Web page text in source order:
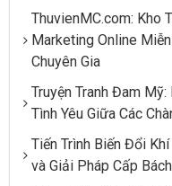
ThuvienMC.com: Kho
Marketing Online
Chuyên Gia
Truyện Tranh Đam Mỹ:
Tình Yêu Giữa Các
Tiến Trình Biến Đổi
và Giải Pháp Cấp Bách